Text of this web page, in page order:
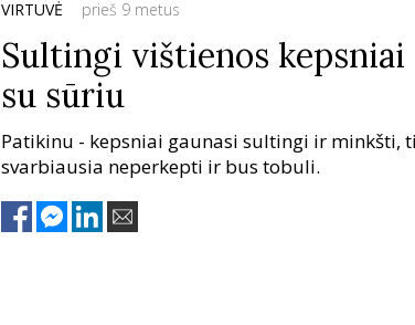
VIRTUVĖ prieš 9 metus
Sultingi vištienos kepsniai
su sūriu
Patikinu - kepsniai gaunasi sultingi ir minkšti,
svarbiausia neperkepti ir bus tobuli.